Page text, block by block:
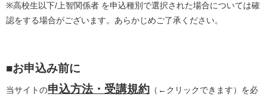
※高校生以下/上智関係者 を申込種別で選択された場合については確
認をする場合がございます。あらかじめご了承ください。
■お申込み前に
当サイトの申込方法・受講規約 （←クリックできます）を必